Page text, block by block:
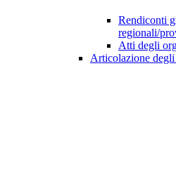
Rendiconti
regionali/
Atti degli
Articolazione